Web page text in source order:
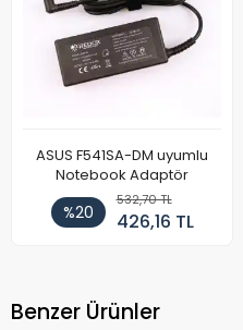
ASUS F541SA-DM uyumlu
Notebook Adaptör
%20
532,70 TL
426,16 TL
Benzer Ürünler